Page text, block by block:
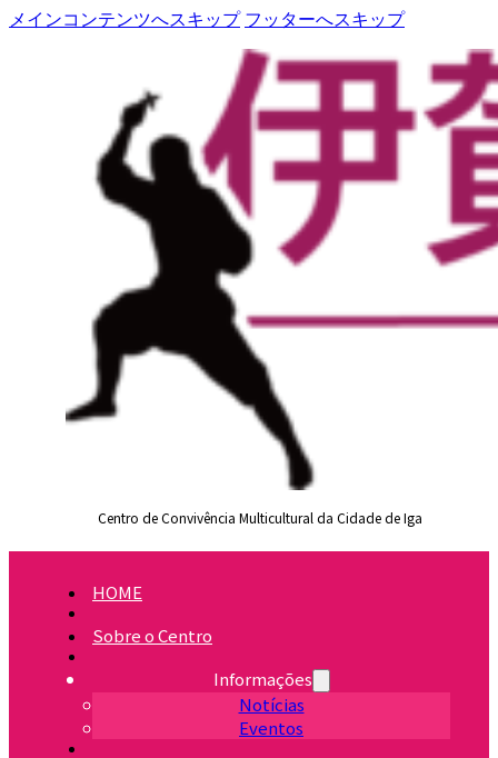
メインコンテンツへスキップ フッターへスキップ
Centro de Convivência Multicultural da Cidade de Iga
HOME
Sobre o Centro
Informações
Notícias
Eventos